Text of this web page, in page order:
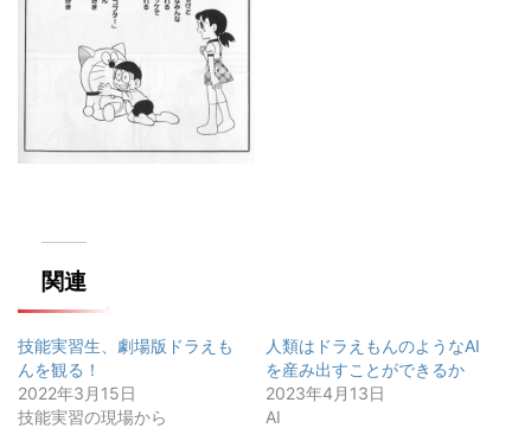
関連
技能実習生、劇場版ドラえも
んを観る！
2022年3月15日
技能実習の現場から
人類はドラえもんのようなAI
を産み出すことができるか
2023年4月13日
AI